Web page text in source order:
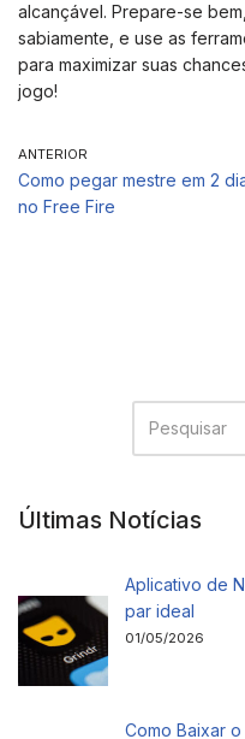
alcançável. Prepare-se
sabiamente, e use as
para maximizar suas
jogo!
ANTERIOR
Como pegar mestre em 2
no Free Fire
Últimas Notícias
Aplicativo de
par ideal
01/05/2026
Como Baixar